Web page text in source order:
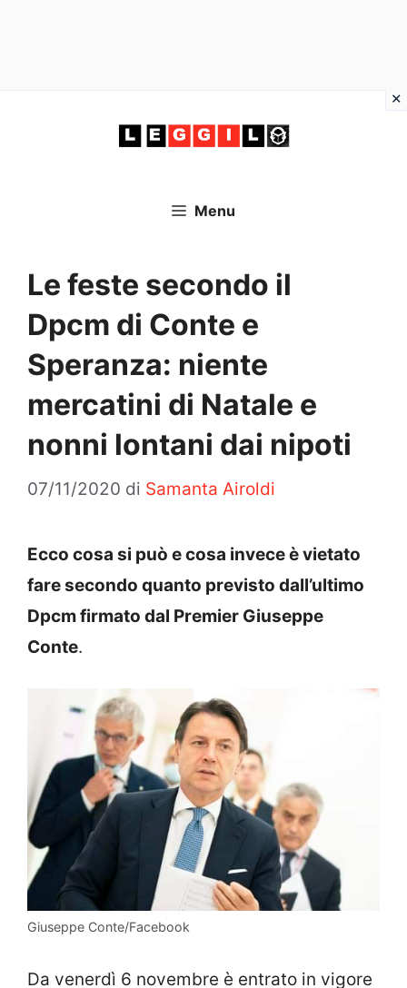
Menu
Le feste secondo il
Dpcm di Conte e
Speranza: niente
mercatini di Natale e
nonni lontani dai nipoti
07/11/2020 di Samanta Airoldi
Ecco cosa si può e cosa invece è vietato
fare secondo quanto previsto dall’ultimo
Dpcm firmato dal Premier Giuseppe
Conte.
Giuseppe Conte/Facebook
Da venerdì 6 novembre è entrato in vigore